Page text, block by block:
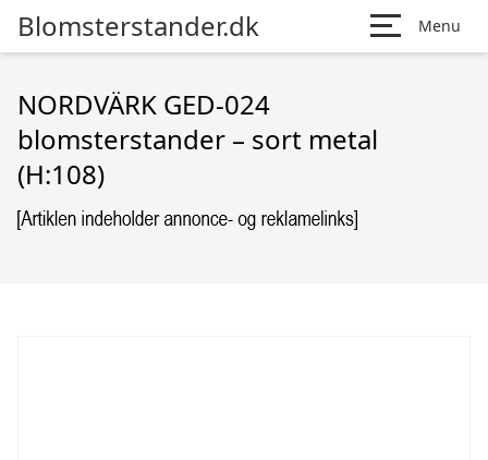
Blomsterstander.dk Menu
NORDVÄRK GED-024
blomsterstander – sort metal
(H:108)